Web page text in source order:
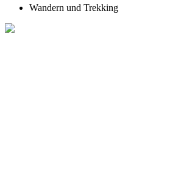
Wandern und Trekking